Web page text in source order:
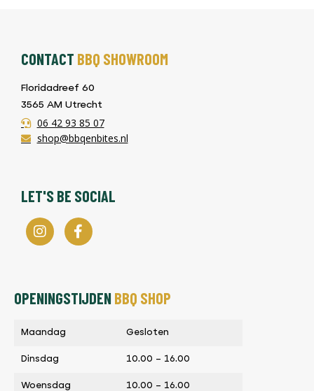
CONTACT BBQ SHOWROOM
Floridadreef 60
3565 AM Utrecht
06 42 93 85 07
shop@bbqenbites.nl
LET'S BE SOCIAL
OPENINGSTIJDENBBQ SHOP
Maandag Gesloten
Dinsdag 10.00 – 16.00
Woensdag 10.00 – 16.00